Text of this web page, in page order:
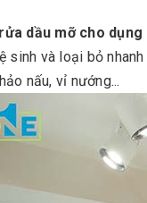
dầu mỡ cho
sinh và loại bỏ
nấu, vỉ nướng...